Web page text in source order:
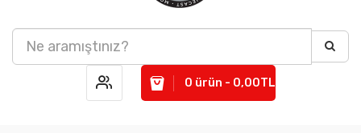
0 ürün - 0,00TL